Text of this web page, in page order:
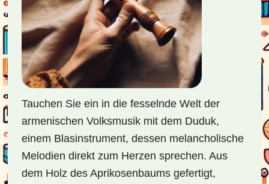
Tauchen Sie ein in die fesselnde Welt der
armenischen Volksmusik mit dem Duduk,
einem Blasinstrument, dessen melancholische
Melodien direkt zum Herzen sprechen. Aus
dem Holz des Aprikosenbaums gefertigt,